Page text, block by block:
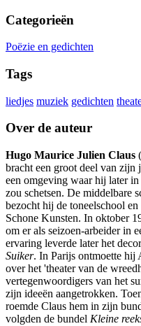
Categorieën
Poëzie en gedichten
Tags
liedjes muziek gedichten
Over de auteur
Hugo Maurice Julien Claus
bracht een groot deel van zijn
een omgeving waar hij later in
zou schetsen. De middelbare
bezocht hij de toneelschool
Schone Kunsten. In oktober
om er als seizoen-arbeider in
ervaring leverde later het
Suiker. In Parijs ontmoette hij
over het 'theater van de
vertegenwoordigers van het
zijn ideeën aangetrokken.
roemde Claus hem in zijn
volgden de bundel Kleine